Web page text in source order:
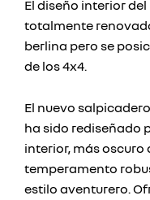
El diseño interior
totalmente
berlina pero se
de los 4x4.
El nuevo
ha sido rediseñado
interior, más oscuro
temperamento
estilo aventurero.